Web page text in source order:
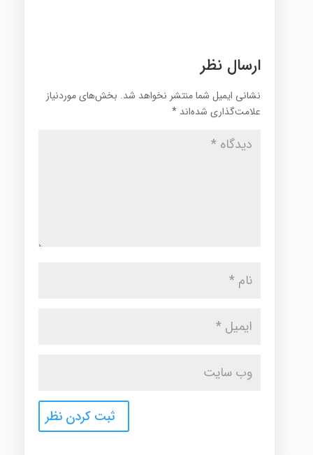
ارسال نظر
نشانی ایمیل شما منتشر نخواهد شد. بخش‌های موردنیاز
علامت‌گذاری شده‌اند *